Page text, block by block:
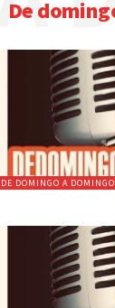
De
DE DOMINGO A DOMINGO